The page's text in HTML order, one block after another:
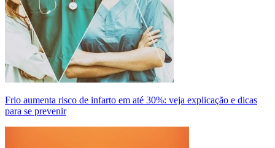
Frio aumenta risco de infarto em até 30%: veja explicação e dicas
para se prevenir